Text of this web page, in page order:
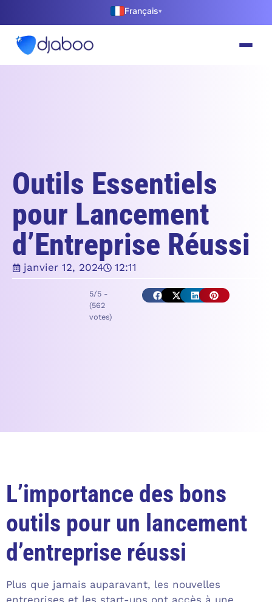
Français▾
Outils Essentiels
pour Lancement
d’Entreprise Réussi
janvier 12, 2024 12:11
5/5 -
(562
votes)
L’importance des bons
outils pour un lancement
d’entreprise réussi
Plus que jamais auparavant, les nouvelles
entreprises et les start-ups ont accès à une